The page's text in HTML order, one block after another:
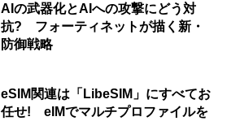
AIの武器化とAIへの攻撃にどう対
抗? フォーティネットが描く新・
防御戦略
eSIM関連は「LibeSIM」にすべてお
任せ! eIMでマルチプロファイルを